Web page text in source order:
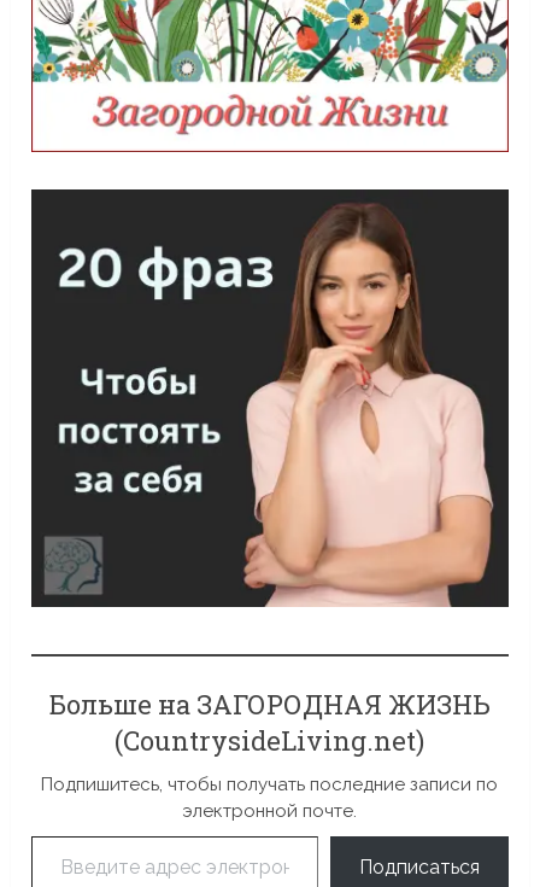
Больше на ЗАГОРОДНАЯ ЖИЗНЬ
(CountrysideLiving.net)
Подпишитесь, чтобы получать последние записи по
электронной почте.
Введите адрес электронной почты…
Подписаться